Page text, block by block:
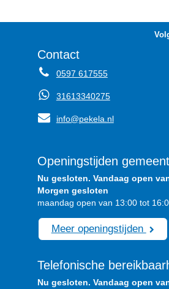
Contact
0597 617555
31613340275
info@pekela.nl
Openingstijden
Nu gesloten. Vandaag open
Morgen gesloten
maandag open van 13:00 tot
Meer openingstijden
Telefonische
Nu gesloten. Vandaag open